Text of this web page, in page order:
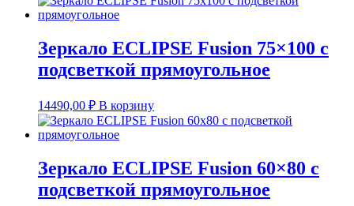
Зеркало ECLIPSE Fusion 75×100 с
подсветкой прямоугольное
14490,00 ₽ В корзину
Зеркало ECLIPSE Fusion 60×80 с
подсветкой прямоугольное